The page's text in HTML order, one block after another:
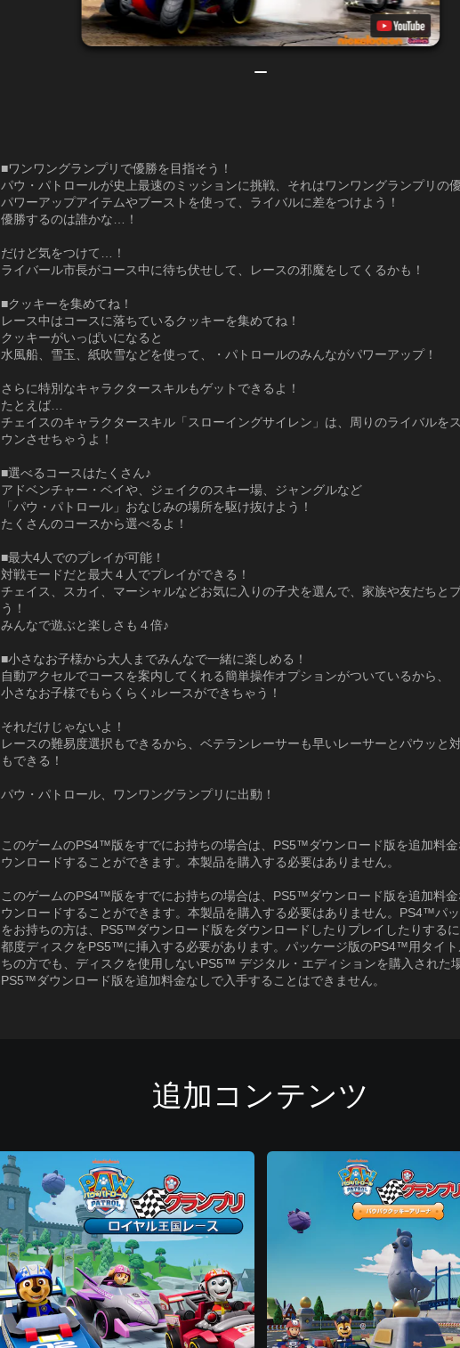
■ワンワングランプリで優勝を目指そう！
パウ・パトロールが史上最速のミッションに挑戦、それはワンワングランプリの
パワーアップアイテムやブーストを使って、ライバルに差をつけよう！
優勝するのは誰かな…！
だけど気をつけて…！
ライバール市長がコース中に待ち伏せして、レースの邪魔をしてくるかも！
■クッキーを集めてね！
レース中はコースに落ちているクッキーを集めてね！
クッキーがいっぱいになると
水風船、雪玉、紙吹雪などを使って、・パトロールのみんながパワーアップ！
さらに特別なキャラクタースキルもゲットできるよ！
たとえば…
チェイスのキャラクタースキル「スローイングサイレン」は、周りのライバルを
ウンさせちゃうよ！
■選べるコースはたくさん♪
アドベンチャー・ベイや、ジェイクのスキー場、ジャングルなど
「パウ・パトロール」おなじみの場所を駆け抜けよう！
たくさんのコースから選べるよ！
■最大4人でのプレイが可能！
対戦モードだと最大４人でプレイができる！
チェイス、スカイ、マーシャルなどお気に入りの子犬を選んで、家族や友だちと
う！
みんなで遊ぶと楽しさも４倍♪
■小さなお子様から大人までみんなで一緒に楽しめる！
自動アクセルでコースを案内してくれる簡単操作オプションがついているから、
小さなお子様でもらくらく♪レースができちゃう！
それだけじゃないよ！
レースの難易度選択もできるから、ベテランレーサーも早いレーサーとパウッと
もできる！
パウ・パトロール、ワンワングランプリに出動！
このゲームのPS4™版をすでにお持ちの場合は、PS5™ダウンロード版を追加料
ウンロードすることができます。本製品を購入する必要はありません。
このゲームのPS4™版をすでにお持ちの場合は、PS5™ダウンロード版を追加料
ウンロードすることができます。本製品を購入する必要はありません。PS4™パ
をお持ちの方は、PS5™ダウンロード版をダウンロードしたりプレイしたりする
都度ディスクをPS5™に挿入する必要があります。パッケージ版のPS4™用タイ
ちの方でも、ディスクを使用しないPS5™ デジタル・エディションを購入された
PS5™ダウンロード版を追加料金なしで入手することはできません。
追加コンテンツ